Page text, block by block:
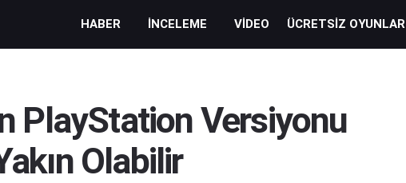
HABER İNCELEME VIDEO ÜCRETSIZ OYUNLAR
PlayStation Versiyonu
Olabilir